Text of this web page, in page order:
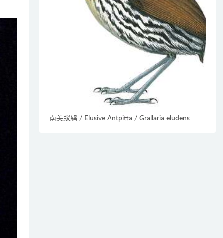
南美蚁鸫 / Elusive Antpitta / Grallaria eludens